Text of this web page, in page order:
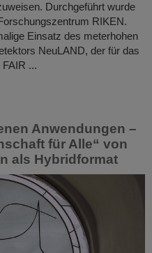
Durchgeführt wurde
RIKEN.
Einsatz des meterhohen
NeuLAND, der für das
...
Anwendungen –
für Alle“ von
als Hybridformat